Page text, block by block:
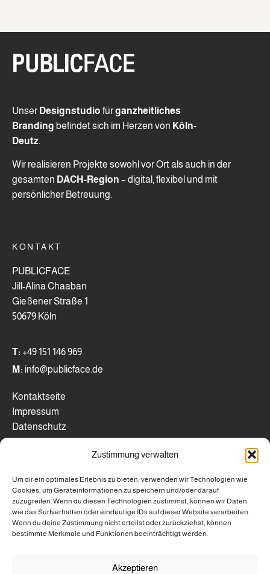
Zustimmung verwalten
Um dir ein optimales Erlebnis zu bieten, verwenden wir Technologien wie
Cookies, um Geräteinformationen zu speichern und/oder darauf
zuzugreifen. Wenn du diesen Technologien zustimmst, können wir Daten
wie das Surfverhalten oder eindeutige IDs auf dieser Website verarbeiten.
Wenn du deine Zustimmung nicht erteilst oder zurückziehst, können
bestimmte Merkmale und Funktionen beeinträchtigt werden.
Akzeptieren
Unser Designstudio fürganzheitliches
Branding befindet sich im Herzen von Köln-
Deutz.
Wir realisieren Projekte sowohl vor Ort als auch in der
gesamten DACH-Region – digital, flexibel und mit
persönlicher Betreuung.
KONTAKT
PUBLICFACE
Jill-Alina Chaaban
Gießener Straße 1
50679 Köln
T: +49 151 146 969
M: info@publicface.de
Kontaktseite
Impressum
Datenschutz
WICHTIGE LINKS
Webseiten-Check
Mentoring- Programm
Paketübersicht
Referenzen